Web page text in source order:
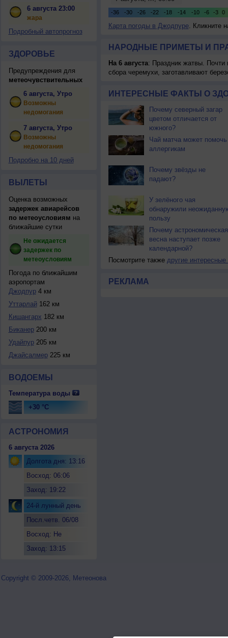
6 августа 23:00
жара
Подробный автопрогноз
ЗДОРОВЬЕ
Предупреждения для
метеочувствительных
6 августа, Утро
Возможны
недомогания
7 августа, Утро
Возможны
недомогания
Подробно на 10 дней
ВЫЛЕТЫ
Оценка возможных
задержек авиарейсов
по метеоусловиям на
ближайшие сутки
Не ожидается
задержек по
метеоусловиям
Погода по ближайшим
аэропортам
Джодпур4 км
Уттарлай 162 км
Кишангарх 182 км
Биканер200 км
Удайпур205 км
Джайсалмер225 км
ВОДОЕМЫ
Температура воды
+30 °C
АСТРОНОМИЯ
6 августа 2026
Долгота дня: 13:16
Восход: 06:06
Заход: 19:22
24-й лунный день
Посл.четв. 06/08
Восход: Не
Заход: 13:15
Карта погоды в Джодпуре. Кликните
НАРОДНЫЕ ПРИМЕТЫ И
На 6 августа: Праздник жатвы. Почти
сбора черемухи, заготавливают
ИНТЕРЕСНЫЕ ФАКТЫ О
Почему северный загар
цветом отличается от
южного?
Чай матча может помочь
аллергикам
Почему звёзды не
падают?
У зелёного чая
обнаружили
пользу
Почему астрономическая
весна наступает позже
календарной?
Посмотрите также другие интересные
РЕКЛАМА
Copyright © 2009-2026, Метеонова